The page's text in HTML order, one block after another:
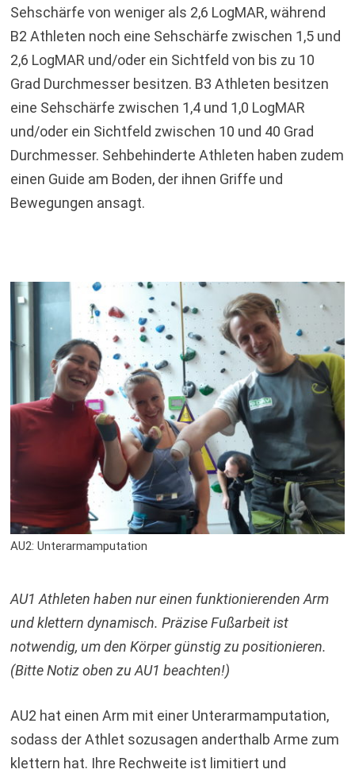
Sehschärfe von weniger als 2,6 LogMAR, während
B2 Athleten noch eine Sehschärfe zwischen 1,5 und
2,6 LogMAR und/oder ein Sichtfeld von bis zu 10
Grad Durchmesser besitzen. B3 Athleten besitzen
eine Sehschärfe zwischen 1,4 und 1,0 LogMAR
und/oder ein Sichtfeld zwischen 10 und 40 Grad
Durchmesser. Sehbehinderte Athleten haben zudem
einen Guide am Boden, der ihnen Griffe und
Bewegungen ansagt.
AU2: Unterarmamputation
AU1 Athleten haben nur einen funktionierenden Arm
und klettern dynamisch. Präzise Fußarbeit ist
notwendig, um den Körper günstig zu positionieren.
(Bitte Notiz oben zu AU1 beachten!)
AU2 hat einen Arm mit einer Unterarmamputation,
sodass der Athlet sozusagen anderthalb Arme zum
klettern hat. Ihre Rechweite ist limitiert und